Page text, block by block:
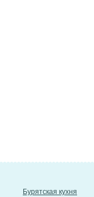
Бурятская кухня